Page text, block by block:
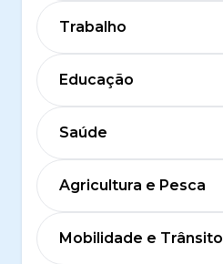
Trabalho
Educação
Saúde
Agricultura e Pesca
Mobilidade e Trânsito